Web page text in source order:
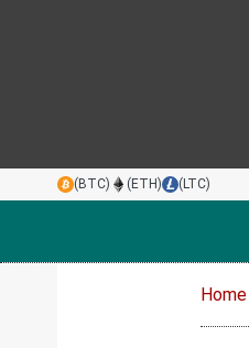
(BTC) (ETH) (LTC)
Home